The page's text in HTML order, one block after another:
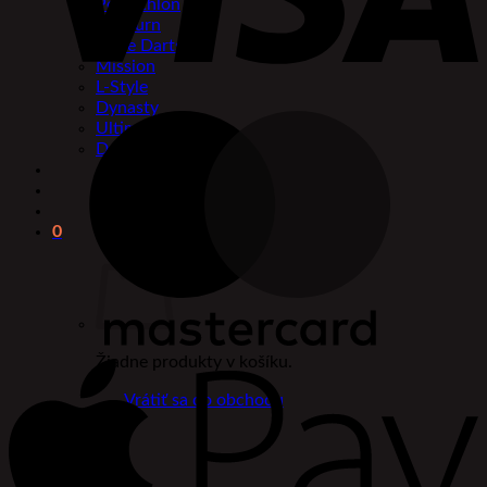
Pentathlon
Caliburn
Eagle Darts
Mission
L-Style
Dynasty
Ultimate Card
Designa
0
Žiadne produkty v košíku.
Vrátiť sa do obchodu